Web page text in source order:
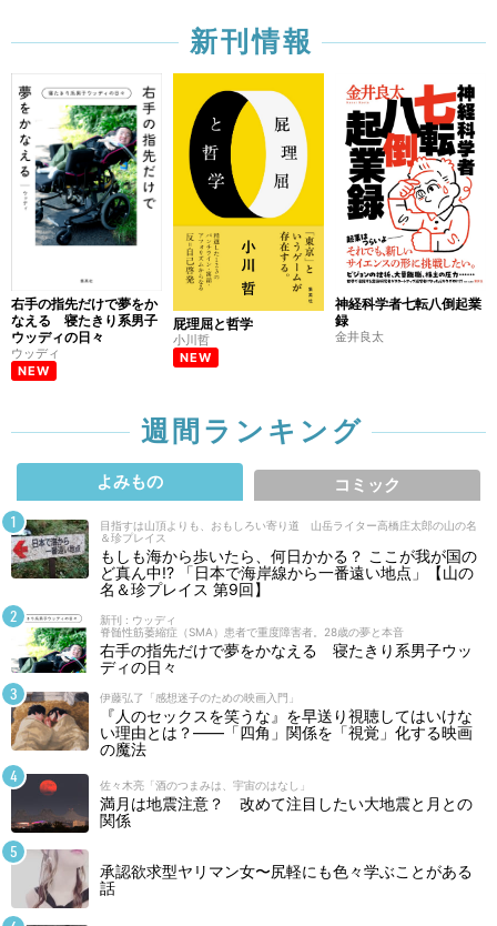
新刊情報
右手の指先だけで夢をか
なえる 寝たきり系男子
ウッディの日々
ウッディ
NEW
屁理屈と哲学
小川哲
NEW
神経科学者七転八倒起業
録
金井良太
週間ランキング
よみもの コミック
目指すは山頂よりも、おもしろい寄り道 山岳ライター高橋庄太郎の山の名
＆珍プレイス
もしも海から歩いたら、何日かかる？ ここが我が国の
ど真ん中!? 「日本で海岸線から一番遠い地点」【山の
名＆珍プレイス 第9回】
新刊 : ウッディ
脊髄性筋萎縮症（SMA）患者で重度障害者。28歳の夢と本音
右手の指先だけで夢をかなえる 寝たきり系男子ウッ
ディの日々
伊藤弘了「感想迷子のための映画入門」
『人のセックスを笑うな』を早送り視聴してはいけな
い理由とは？――「四角」関係を「視覚」化する映画
の魔法
佐々木亮「酒のつまみは、宇宙のはなし」
満月は地震注意？ 改めて注目したい大地震と月との
関係
承認欲求型ヤリマン女〜尻軽にも色々学ぶことがある
話